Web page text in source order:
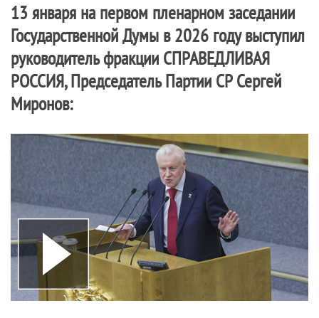
13 января на первом пленарном заседании
Государственной Думы в 2026 году выступил
руководитель фракции СПРАВЕДЛИВАЯ
РОССИЯ, Председатель Партии СР Сергей
Миронов: